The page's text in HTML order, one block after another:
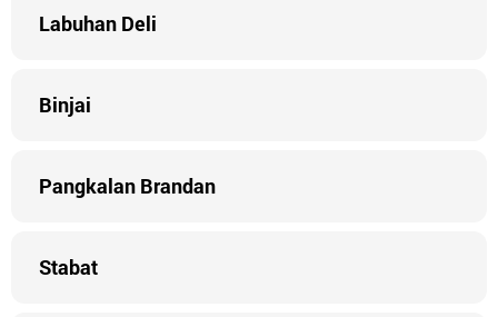
Labuhan Deli
Binjai
Pangkalan Brandan
Stabat